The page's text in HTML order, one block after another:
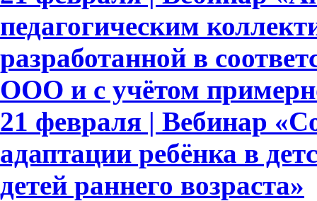
педагогическим
разработанной в
ООО и с учётом
21 февраля | Вебинар
адаптации ребёнка в
детей раннего возраста»